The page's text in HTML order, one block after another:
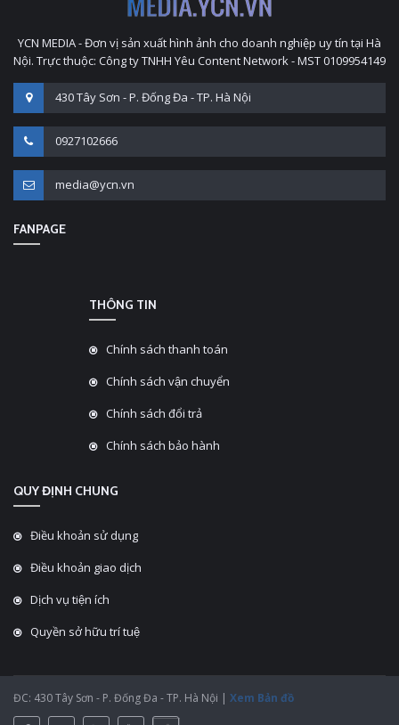
YCN MEDIA - Đơn vị sản xuất hình ảnh cho doanh nghiệp uy tín tại Hà
Nội. Trực thuộc: Công ty TNHH Yêu Content Network - MST 0109954149
430 Tây Sơn - P. Đống Đa - TP. Hà Nội
0927102666
media@ycn.vn
FANPAGE
THÔNG TIN
Chính sách thanh toán
Chính sách vận chuyển
Chính sách đổi trả
Chính sách bảo hành
QUY ĐỊNH CHUNG
Điều khoản sử dụng
Điều khoản giao dịch
Dịch vụ tiện ích
Quyền sở hữu trí tuệ
ĐC: 430 Tây Sơn - P. Đống Đa - TP. Hà Nội | Xem Bản đồ